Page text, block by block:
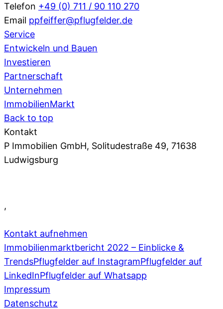
Telefon +49 (0) 711 / 90 110 270
Email ppfeiffer@pflugfelder.de
Service
Entwickeln und Bauen
Investieren
Partnerschaft
Unternehmen
ImmobilienMarkt
Back to top
Kontakt
P Immobilien GmbH, Solitudestraße 49, 71638
Ludwigsburg
,
Kontakt aufnehmen
Immobilienmarktbericht 2022 – Einblicke &
TrendsPflugfelder auf InstagramPflugfelder auf
LinkedInPflugfelder auf Whatsapp
Impressum
Datenschutz